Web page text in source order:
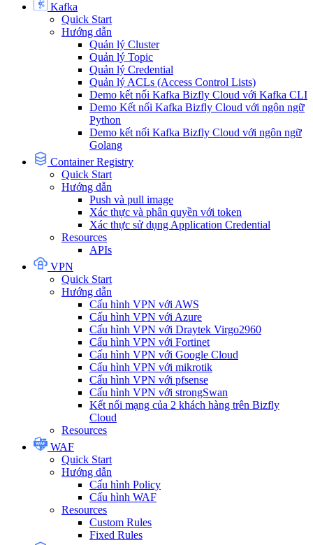
Kafka
Quick Start
Hướng dẫn
Quản lý Cluster
Quản lý Topic
Quản lý Credential
Quản lý ACLs (Access Control Lists)
Demo kết nối Kafka Bizfly Cloud với Kafka CLI
Demo Kết nối Kafka Bizfly Cloud với ngôn ngữ
Python
Demo kết nối Kafka Bizfly Cloud với ngôn ngữ
Golang
Container Registry
Quick Start
Hướng dẫn
Push và pull image
Xác thực và phân quyền với token
Xác thực sử dụng Application Credential
Resources
APIs
VPN
Quick Start
Hướng dẫn
Cấu hình VPN với AWS
Cấu hình VPN với Azure
Cấu hình VPN với Draytek Virgo2960
Cấu hình VPN với Fortinet
Cấu hình VPN với Google Cloud
Cấu hình VPN với mikrotik
Cấu hình VPN với pfsense
Cấu hình VPN với strongSwan
Kết nối mạng của 2 khách hàng trên Bizfly
Cloud
Resources
WAF
Quick Start
Hướng dẫn
Cấu hình Policy
Cấu hình WAF
Resources
Custom Rules
Fixed Rules